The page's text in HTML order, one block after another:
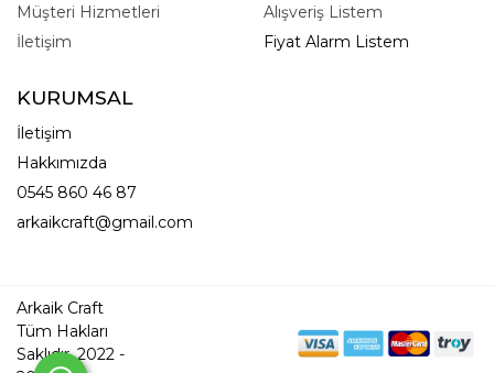
Müşteri Hizmetleri
İletişim
Alışveriş Listem
Fiyat Alarm Listem
KURUMSAL
İletişim
Hakkımızda
0545 860 46 87
arkaikcraft@gmail.com
Arkaik Craft
Tüm Hakları
Saklıdır. 2022 -